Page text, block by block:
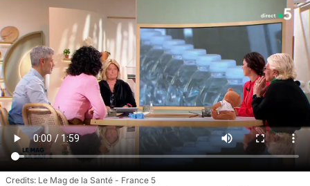
Le Mag de la Santé - France 5